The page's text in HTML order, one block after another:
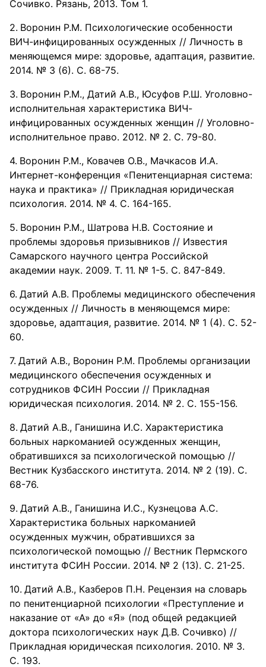
Сочивко. Рязань, 2013. Том 1.
Воронин Р.М. Психологические особенности
ВИЧ-инфицированных осужденных // Личность в
меняющемся мире: здоровье, адаптация, развитие.
2014. № 3 (6). С. 68-75.
Воронин Р.М., Датий А.В., Юсуфов Р.Ш. Уголовно-
исполнительная характеристика ВИЧ-
инфицированных осужденных женщин // Уголовно-
исполнительное право. 2012. № 2. С. 79-80.
Воронин Р.М., Ковачев О.В., Мачкасов И.А.
Интернет-конференция «Пенитенциарная система:
наука и практика» // Прикладная юридическая
психология. 2014. № 4. С. 164-165.
Воронин Р.М., Шатрова Н.В. Состояние и
проблемы здоровья призывников // Известия
Самарского научного центра Российской
академии наук. 2009. Т. 11. № 1-5. С. 847-849.
Датий А.В. Проблемы медицинского обеспечения
осужденных // Личность в меняющемся мире:
здоровье, адаптация, развитие. 2014. № 1 (4). С. 52-
60.
Датий А.В., Воронин Р.М. Проблемы организации
медицинского обеспечения осужденных и
сотрудников ФСИН России // Прикладная
юридическая психология. 2014. № 2. С. 155-156.
Датий А.В., Ганишина И.С. Характеристика
больных наркоманией осужденных женщин,
обратившихся за психологической помощью //
Вестник Кузбасского института. 2014. № 2 (19). С.
68-76.
Датий А.В., Ганишина И.С., Кузнецова А.С.
Характеристика больных наркоманией
осужденных мужчин, обратившихся за
психологической помощью // Вестник Пермского
института ФСИН России. 2014. № 2 (13). С. 21-25.
Датий А.В., Казберов П.Н. Рецензия на словарь
по пенитенциарной психологии «Преступление и
наказание от «А» до «Я» (под общей редакцией
доктора психологических наук Д.В. Сочивко) //
Прикладная юридическая психология. 2010. № 3.
С. 193.